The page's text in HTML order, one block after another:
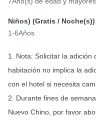
Niños) (Gratis / Noche(s))
1-6Años
1. Nota: Solicitar la adición
habitación no implica la
con el hotel si necesita
2. Durante fines de
Nuevo Chino, por favor